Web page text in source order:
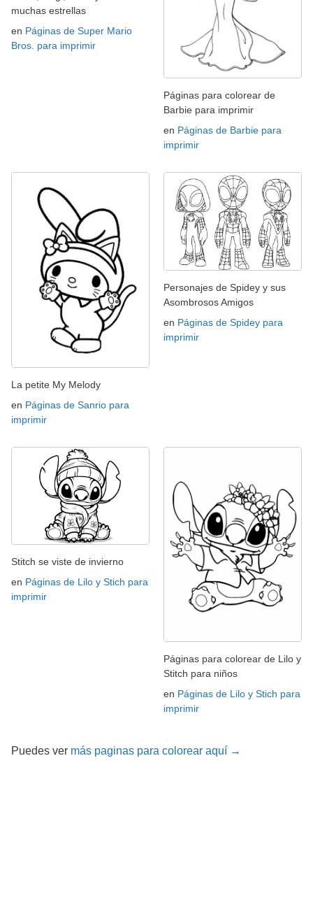
muchas estrellas
en Páginas de Super Mario
Bros. para imprimir
Páginas para colorear de
Barbie para imprimir
en Páginas de Barbie para
imprimir
La petite My Melody
en Páginas de Sanrio para
imprimir
Personajes de Spidey y sus
Asombrosos Amigos
en Páginas de Spidey para
imprimir
Stitch se viste de invierno
en Páginas de Lilo y Stich para
imprimir
Páginas para colorear de Lilo y
Stitch para niños
en Páginas de Lilo y Stich para
imprimir
Puedes ver más paginas para colorear aquí →